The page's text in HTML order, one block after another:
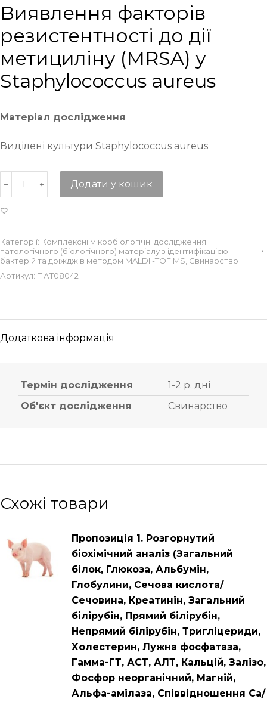
Виявлення факторів
резистентності до дії
метициліну (MRSA) у
Staphylococcus aureus
Матеріал дослідження
Виділені культури Staphylococcus aureus
Додати у кошик
Категорії: Комплексні мікробіологічні дослідження
патологічного (біологічного) матеріалу з ідентифікацією
бактерій та дріжджів методом MALDI -TOF MS Свинарство
Артикул: ПАТ08042
Додаткова інформація
Термін дослідження
1-2 р. дні
Об'єкт дослідження
Свинарство
Схожі товари
Пропозиція 1. Розгорнутий
біохімічний аналіз (Загальний
білок, Глюкоза, Альбумін,
Глобулини, Сечова кислота/
Сечовина, Креатинін, Загальний
білірубін, Прямий білірубін,
Непрямий білірубін, Тригліцериди,
Холестерин, Лужна фосфатаза,
Гамма-ГТ, АСТ, АЛТ, Кальцій, Залізо,
Фосфор неорганічний, Магній,
Альфа-амілаза, Співвідношення Са/